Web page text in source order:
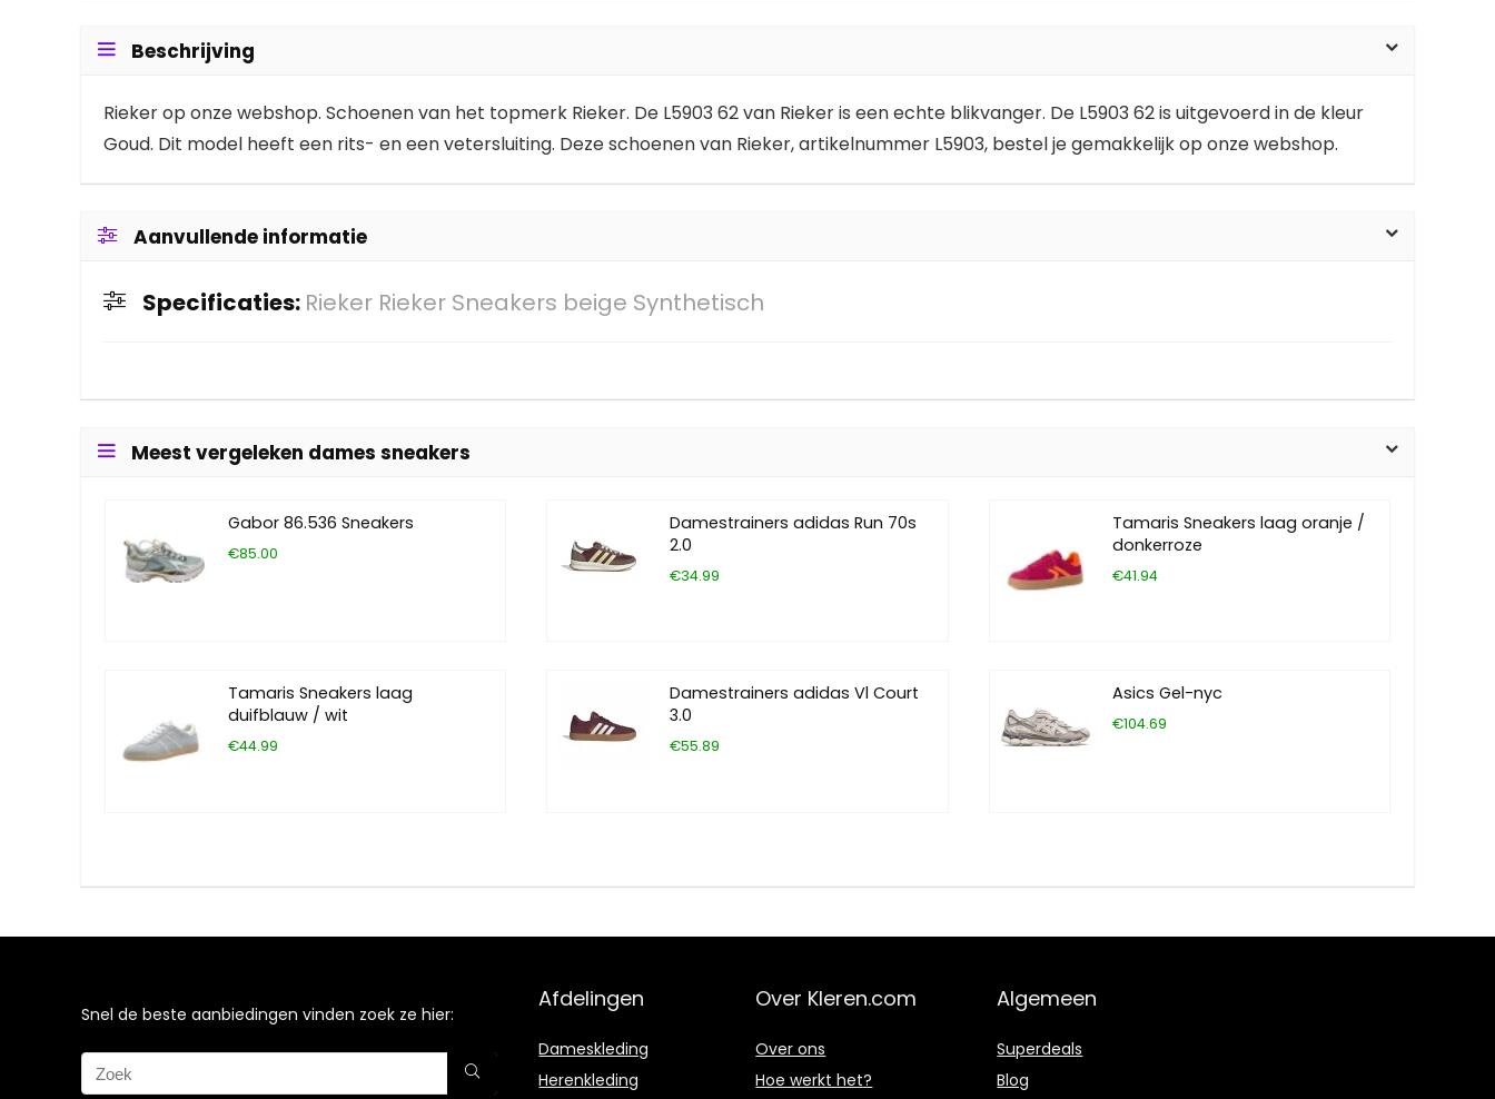
Beschrijving
Rieker op onze webshop. Schoenen van het topmerk Rieker. De L5903 62 van Rieker is een echte blikvanger. De L5903 62 is uitgevoerd in de kleur
Goud. Dit model heeft een rits- en een vetersluiting. Deze schoenen van Rieker, artikelnummer L5903, bestel je gemakkelijk op onze webshop.
Aanvullende informatie
Specificaties: Rieker Rieker Sneakers beige Synthetisch
Meest vergeleken dames sneakers
Gabor 86.536 Sneakers
€85.00
Damestrainers adidas Run 70s
2.0
€34.99
Tamaris Sneakers laag oranje /
donkerroze
€41.94
Tamaris Sneakers laag
duifblauw / wit
€44.99
Damestrainers adidas Vl Court
3.0
€55.89
Asics Gel-nyc
€104.69
Snel de beste aanbiedingen vinden zoek ze hier:
Afdelingen
Dameskleding
Herenkleding
Over Kleren.com
Over ons
Hoe werkt het?
Algemeen
Superdeals
Blog